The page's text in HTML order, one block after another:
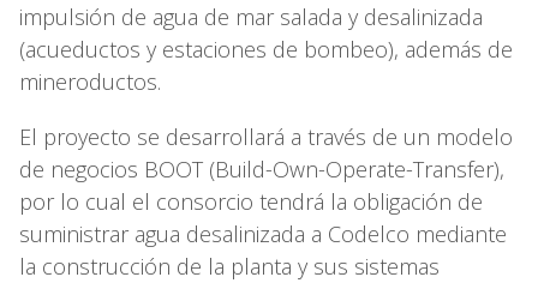
impulsión de agua de mar salada y desalinizada
(acueductos y estaciones de bombeo), además de
mineroductos.
El proyecto se desarrollará a través de un modelo
de negocios BOOT (Build-Own-Operate-Transfer),
por lo cual el consorcio tendrá la obligación de
suministrar agua desalinizada a Codelco mediante
la construcción de la planta y sus sistemas